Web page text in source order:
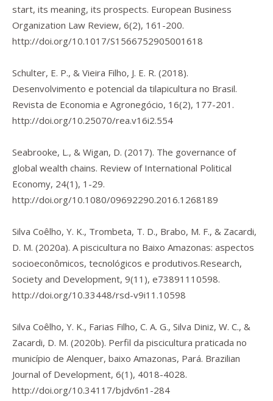
start, its meaning, its prospects. European Business
Organization Law Review, 6(2), 161-200.
http://doi.org/10.1017/S1566752905001618
Schulter, E. P., & Vieira Filho, J. E. R. (2018).
Desenvolvimento e potencial da tilapicultura no Brasil.
Revista de Economia e Agronegócio, 16(2), 177-201.
http://doi.org/10.25070/rea.v16i2.554
Seabrooke, L., & Wigan, D. (2017). The governance of
global wealth chains. Review of International Political
Economy, 24(1), 1-29.
http://doi.org/10.1080/09692290.2016.1268189
Silva Coêlho, Y. K., Trombeta, T. D., Brabo, M. F., & Zacardi,
D. M. (2020a). A piscicultura no Baixo Amazonas: aspectos
socioeconômicos, tecnológicos e produtivos.Research,
Society and Development, 9(11), e73891110598.
http://doi.org/10.33448/rsd-v9i11.10598
Silva Coêlho, Y. K., Farias Filho, C. A. G., Silva Diniz, W. C., &
Zacardi, D. M. (2020b). Perfil da piscicultura praticada no
município de Alenquer, baixo Amazonas, Pará. Brazilian
Journal of Development, 6(1), 4018-4028.
http://doi.org/10.34117/bjdv6n1-284